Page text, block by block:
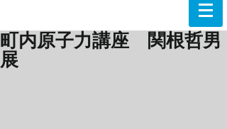
町内原子力講座 関根哲男
展